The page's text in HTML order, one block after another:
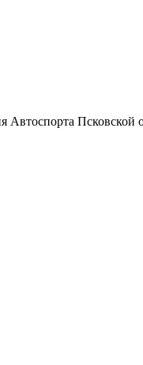
Псковской